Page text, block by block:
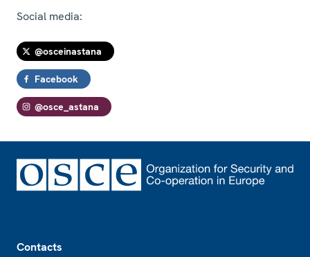
Social media:
@osceinastana
Facebook
@osce_astana
Contacts